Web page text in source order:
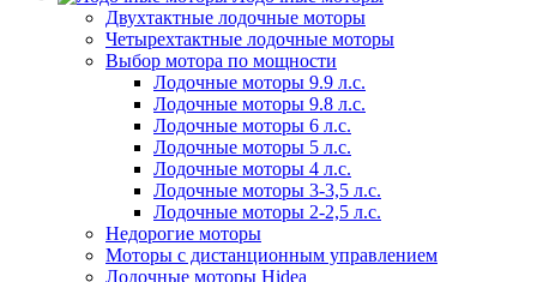
Двухтактные лодочные моторы
Четырехтактные лодочные моторы
Выбор мотора по мощности
Лодочные моторы 9.9 л.с.
Лодочные моторы 9.8 л.с.
Лодочные моторы 6 л.с.
Лодочные моторы 5 л.с.
Лодочные моторы 4 л.с.
Лодочные моторы 3-3,5 л.с.
Лодочные моторы 2-2,5 л.с.
Недорогие моторы
Моторы с дистанционным управлением
Лодочные моторы Hidea